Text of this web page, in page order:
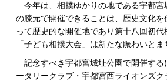
今年は、相撲ゆかりの地である宇都宮
の膝元で開催できることは、歴史文化を
って歴史的な開催地であり第十八回初
「子ども相撲大会」は新たな賑わいとま
記念すべき宇都宮城址公園で開催する
ータリークラブ・宇都宮西ライオンズク